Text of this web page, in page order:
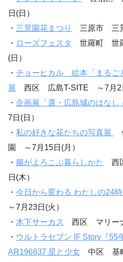
日(日）
・ 三景園花まつり
三原市 三
・ ローズフェスタ
世羅町 世
(日）
・ チョーヒカル 絵本「まるご
展 西区 広島T-SITE ～7月2
・ 企画展「選・広島城のはなし」
7日(日）
・ 私の好きな花たちの写真展
園 ～7月15日(月）
・ 腸がよろこぶ暮らしかた
西
日(木）
・ 今日から変わる わたしの24時
～7月23日(火）
・ 木下サーカス
西区 マリー
・ ウルトラセブン IF Story『55
AR196837 星と少女 中区 基